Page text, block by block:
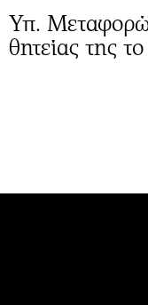
Υπ.
θητείας της